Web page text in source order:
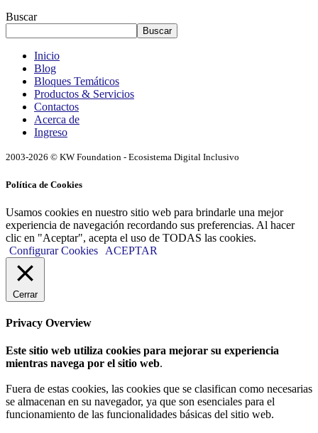
Buscar
Buscar
Inicio
Blog
Bloques Temáticos
Productos & Servicios
Contactos
Acerca de
Ingreso
2003-2026 © KW Foundation - Ecosistema Digital Inclusivo
Política de Cookies
Usamos cookies en nuestro sitio web para brindarle una mejor
experiencia de navegación recordando sus preferencias. Al hacer
clic en "Aceptar", acepta el uso de TODAS las cookies.
Configurar Cookies
ACEPTAR
Cerrar
Privacy Overview
Este sitio web utiliza cookies para mejorar su experiencia
mientras navega por el sitio web.
Fuera de estas cookies, las cookies que se clasifican como necesarias
se almacenan en su navegador, ya que son esenciales para el
funcionamiento de las funcionalidades básicas del sitio web.